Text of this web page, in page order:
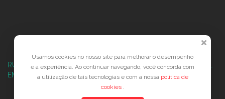
RUA JOSÉ PONTES DE MAGALHÃES, 70JATIÚCA, MACEIÓ - AL
EMPRESARIAL JTR, ED. ÍTALIA, SALA 702
Usamos cookies no nosso site para melhorar o desempenho
e a experiência. Ao continuar navegando, você concorda com
a utilização de tais tecnologias e com a nossa política de
cookies .